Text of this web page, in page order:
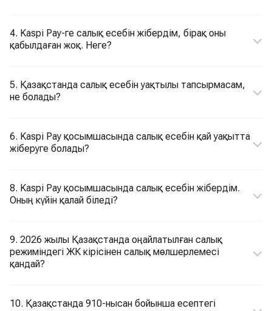
4. Kaspi Pay-ге салық есебін жібердім, бірақ оны
қабылдаған жоқ. Неге?
5. Қазақстанда салық есебін уақтылы тапсырмасам,
не болады?
6. Kaspi Pay қосымшасында салық есебін қай уақытта
жіберуге болады?
8. Kaspi Pay қосымшасында салық есебін жібердім.
Оның күйін қалай біледі?
9. 2026 жылы Қазақстанда оңайлатылған салық
режиміндегі ЖК кірісінен салық мөлшерлемесі
қандай?
10. Қазақстанда 910-нысан бойынша есептегі